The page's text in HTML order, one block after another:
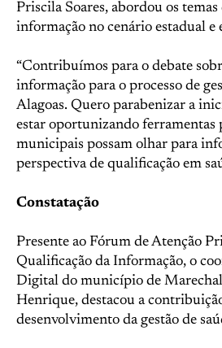
Priscila Soares, abordou os
informação no cenário estadual e
“Contribuímos para o debate
informação para o processo de
Alagoas. Quero parabenizar a
estar oportunizando ferramentas
municipais possam olhar para
perspectiva de qualificação em
Constatação
Presente ao Fórum de Atenção
Qualificação da Informação, o
Digital do município de
Henrique, destacou a
desenvolvimento da gestão de